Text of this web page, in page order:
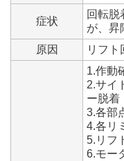
症状
回転脱
が、昇
原因
リフト
1.作動
2.サイ
ー脱着
3.各部
4.各リ
5.リフ
6.モー